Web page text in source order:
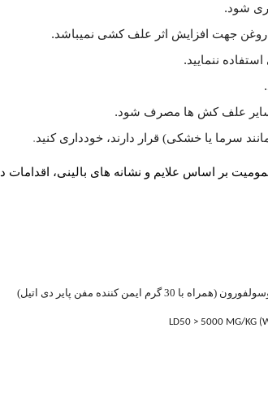
شود.
روغن جهت افزایش اثر علف کشی نمی­باشد.
ننمایید.
.
سایر علف کش ها مصرف شود.
سرما یا خشکی) قرار دارند، خودداری کنید.
بر اساس علایم و نشانه های بالینی، اقدامات